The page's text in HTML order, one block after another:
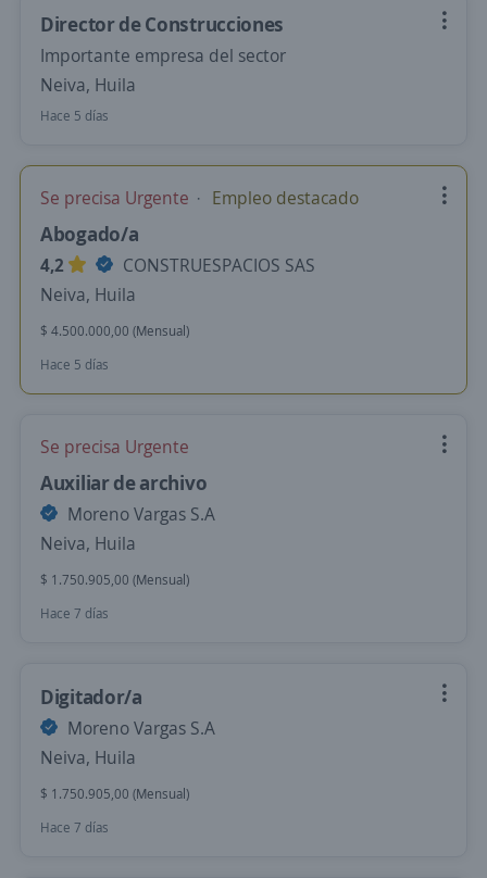
Director de Construcciones
Importante empresa del sector
Neiva, Huila
Hace 5 días
Se precisa Urgente Empleo destacado
Abogado/a
4,2
CONSTRUESPACIOS SAS
Neiva, Huila
$ 4.500.000,00 (Mensual)
Hace 5 días
Se precisa Urgente
Auxiliar de archivo
Moreno Vargas S.A
Neiva, Huila
$ 1.750.905,00 (Mensual)
Hace 7 días
Digitador/a
Moreno Vargas S.A
Neiva, Huila
$ 1.750.905,00 (Mensual)
Hace 7 días